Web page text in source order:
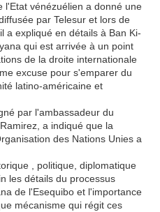
l'Etat vénézuélien a donné une
par Telesur et lors de
a expliqué en détails à Ban Ki-
qui est arrivée à un point
de la droite internationale
excuse pour s'emparer du
latino-américaine et
par l'ambassadeur du
a indiqué que la
des Nations Unies a
, politique, diplomatique
les détails du processus
de l'Esequibo et l'importance
mécanisme qui régit ces